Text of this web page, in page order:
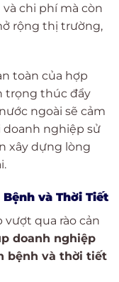
chi phí mà còn
rộng thị trường,
toàn của hợp
trọng thúc đẩy
ngoài sẽ cảm
doanh nghiệp sử
xây dựng lòng
và Thời Tiết
qua rào cản
doanh nghiệp
bệnh và thời tiết